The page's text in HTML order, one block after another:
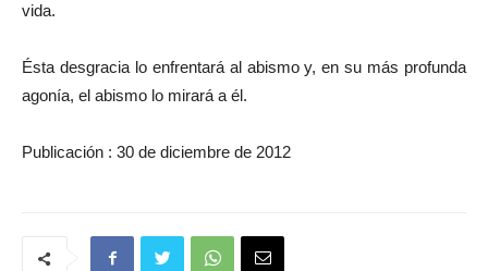
vida.
Ésta desgracia lo enfrentará al abismo y, en su más profunda
agonía, el abismo lo mirará a él.
Publicación : 30 de diciembre de 2012